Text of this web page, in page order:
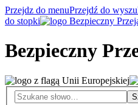
Przejdz do menuPrzejdź do
do stopki
Bezpieczny